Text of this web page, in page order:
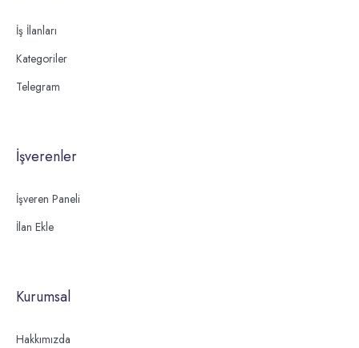
İş İlanları
Kategoriler
Telegram
İşverenler
İşveren Paneli
İlan Ekle
Kurumsal
Hakkımızda